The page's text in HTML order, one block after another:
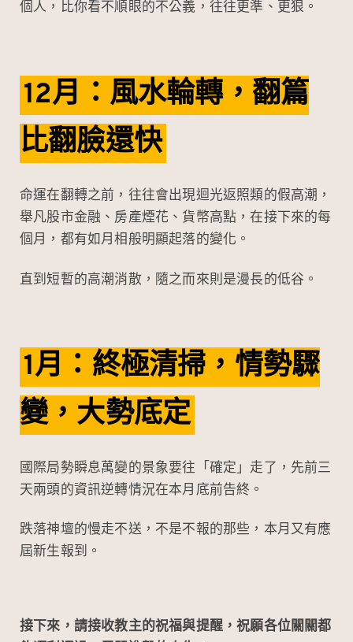
個人，比你看不順眼的不公義，往往更準、更狠。
12月：風水輪轉，翻篇
比翻臉還快
命運在翻轉之前，往往會出現迴光返照類的假高潮，
舉凡股市金融、房產煙花、貨幣高點，在接下來的每
個月，都有如月相般明顯起落的變化。
直到短暫的高潮消散，隨之而來則是漫長的低谷。
1月：終極清掃，情勢驟
變，大勢底定
國際局勢瞬息萬變的景象要往「確定」走了，先前三
天兩頭的資訊逆轉情況在本月底前告終。
跌落神壇的慢走不送，不是不報的那些，本月又有應
屆新生報到。
接下來，請接收教主的祝福與提醒，祝願各位關關都